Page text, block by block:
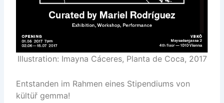
Illustration: Imayna Cáceres, Planta de Coca, 2017
Entstanden im Rahmen eines Stipendiums von
kültüř gemma!